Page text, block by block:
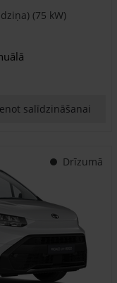
(75 kW)
salīdzināšanai
Drīzumā